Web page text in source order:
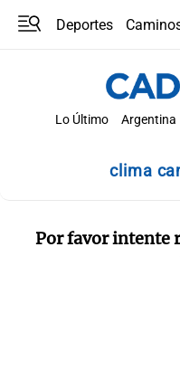
Deportes
Lo Último Argentina
clima
Por favor intente